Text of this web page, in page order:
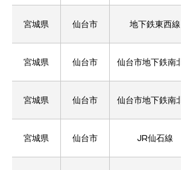
宮城県 仙台市 地下鉄東西線
宮城県 仙台市 仙台市地下鉄南北線
宮城県 仙台市 仙台市地下鉄南北線
宮城県 仙台市 JR仙石線